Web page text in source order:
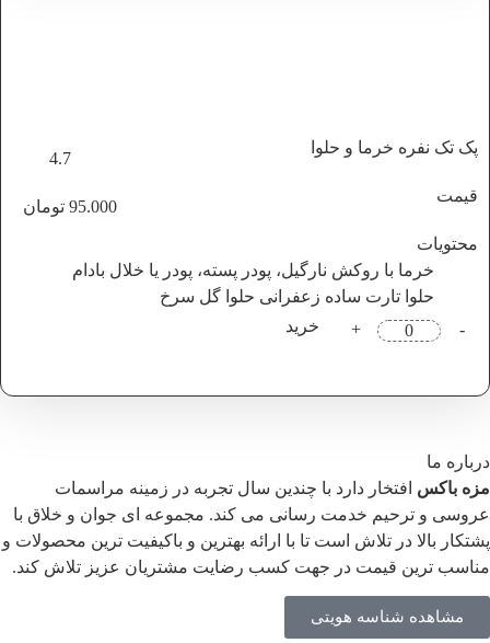
پک تک نفره خرما و حلوا
4.7
قیمت
95.000 تومان
محتویات
خرما با روکش نارگیل، پودر پسته، پودر یا خلال بادام
حلوا تارت ساده زعفرانی حلوا گل سرخ
-
+ خرید
درباره ما
مزه باکس افتخار دارد با چندین سال تجربه در زمینه مراسمات
عروسی و ترحیم خدمت رسانی می کند. مجموعه ای جوان و خلاق با
پشتکار بالا در تلاش است تا با ارائه بهترین و باکیفیت ترین محصولات و
مناسب ترین قیمت در جهت کسب رضایت مشتریان عزیز تلاش کند.
مشاهده شناسه هویتی